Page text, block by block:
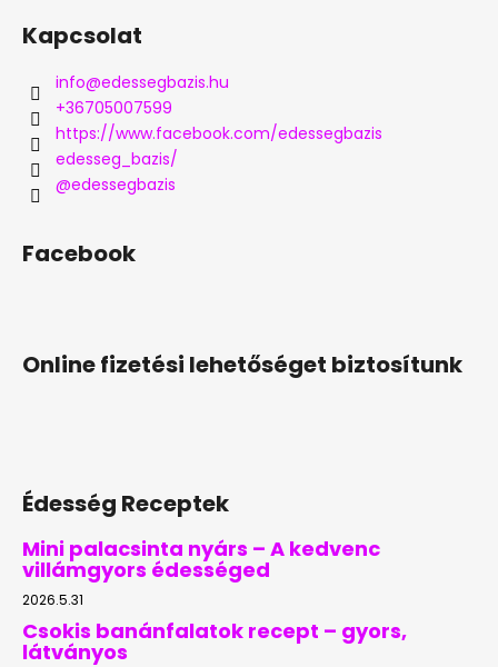
Kapcsolat
info@edessegbazis.hu
+36705007599
https://www.facebook.com/edessegbazis
edesseg_bazis/
@edessegbazis
Facebook
Online fizetési lehetőséget biztosítunk
Édesség Receptek
Mini palacsinta nyárs – A kedvenc
villámgyors édességed
2026.5.31
Csokis banánfalatok recept – gyors,
látványos